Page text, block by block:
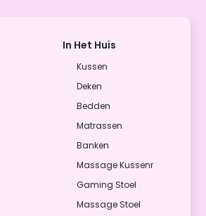
In Het Huis
Kussen
Deken
Bedden
Matrassen
Banken
Massage Kussenr
Gaming Stoel
Massage Stoel